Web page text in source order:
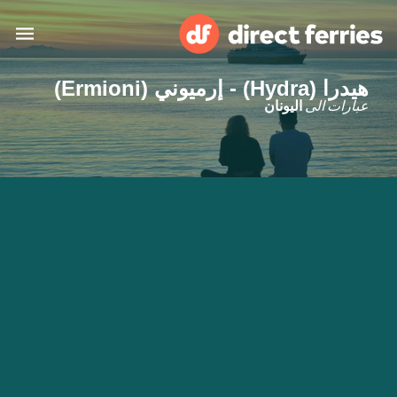
البلدان
تذاكر العبّارة
هيدرا (Hydra) - إرميوني (Ermioni)
عبارات الى اليونان